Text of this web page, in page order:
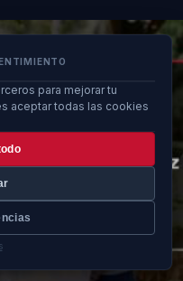
para mejorar tu
aceptar todas las cookies